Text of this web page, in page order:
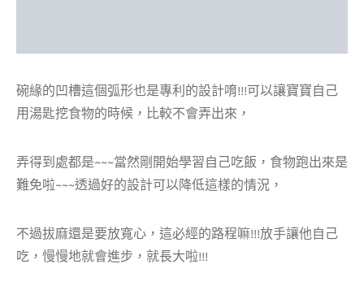
碗緣的凹槽這個弧形也是專利的設計唷!!!可以讓寶寶自己
用湯匙挖食物的時候，比較不會弄出來，
弄得到處都是~~~當然剛開始學習自己吃飯，食物跑出來是
難免啦~~~透過好的設計可以降低這樣的情況，
不過拔麻還是要放寬心，這必經的路程嘛!!!放手讓他自己
吃，慢慢地就會進步，就長大啦!!!